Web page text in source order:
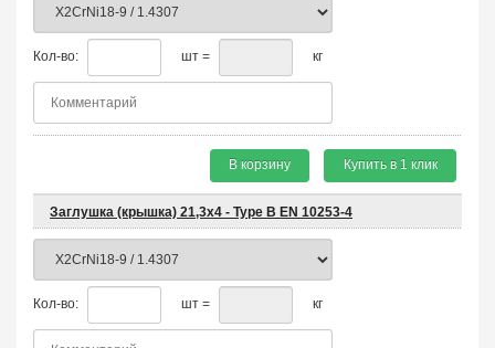
Кол-во: шт = кг
В корзину Купить в 1 клик
Заглушка (крышка) 21,3х4 - Type B EN 10253-4
Кол-во: шт = кг